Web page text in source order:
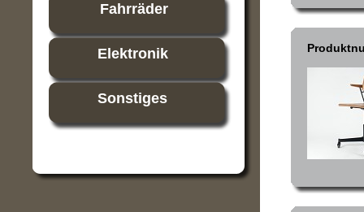
Fahrräder
Elektronik
Sonstiges